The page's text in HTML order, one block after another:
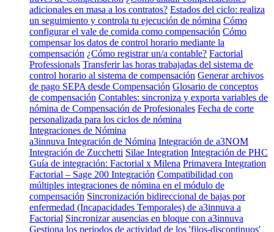
adicionales en masa a los contratos? Estados del ciclo: realiza
un seguimiento y controla tu ejecución de nómina Cómo
configurar el vale de comida como compensación Cómo
compensar los datos de control horario mediante la
compensación ¿Cómo registrar un/a contable? Factorial
Professionals Transferir las horas trabajadas del sistema de
control horario al sistema de compensación Generar archivos
de pago SEPA desde Compensación Glosario de conceptos
de compensación Contables: sincroniza y exporta variables de
nómina de Compensación de Profesionales Fecha de corte
personalizada para los ciclos de nómina
Integraciones de Nómina
a3innuva Integración de Nómina Integración de a3NOM
Integración de Zucchetti Silae Integration Integración de PHC
Guía de integración: Factorial x Milena Primavera Integration
Factorial – Sage 200 Integración Compatibilidad con
múltiples integraciones de nómina en el módulo de
compensación Sincronización bidireccional de bajas por
enfermedad (Incapacidades Temporales) de a3innuva a
Factorial Sincronizar ausencias en bloque con a3innuva
Gestiona los periodos de actividad de los 'fijos-discontinuos'